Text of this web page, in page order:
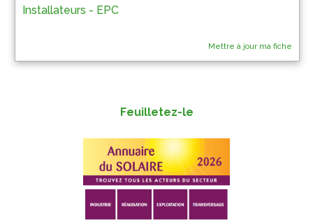
Installateurs - EPC
Mettre à jour ma fiche
Feuilletez-le